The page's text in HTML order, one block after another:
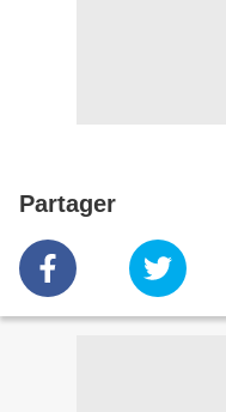
Partager